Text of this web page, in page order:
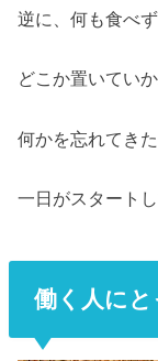
逆に、何も食べ
どこか置いてい
何かを忘れてき
一日がスタート
働く人にと